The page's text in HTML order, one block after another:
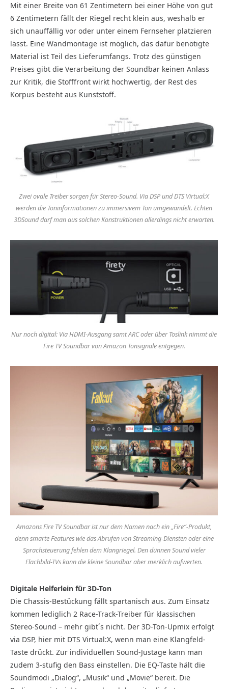
Mit einer Breite von 61 Zentimetern bei einer Höhe von gut
6 Zentimetern fällt der Riegel recht klein aus, weshalb er
sich unauffällig vor oder unter einem Fernseher platzieren
lässt. Eine Wandmontage ist möglich, das dafür benötigte
Material ist Teil des Lieferumfangs. Trotz des günstigen
Preises gibt die Verarbeitung der Soundbar keinen Anlass
zur Kritik, die Stofffront wirkt hochwertig, der Rest des
Korpus besteht aus Kunststoff.
Zwei ovale Treiber sorgen für Stereo-Sound. Via DSP und DTS Virtual:X
werden die Toninformationen zu immersivem Ton umgewandelt. Echten
3DSound darf man aus solchen Konstruktionen allerdings nicht erwarten.
Nur noch digital: Via HDMI-Ausgang samt ARC oder über Toslink nimmt die
Fire TV Soundbar von Amazon Tonsignale entgegen.
Amazons Fire TV Soundbar ist nur dem Namen nach ein „Fire“-Produkt,
denn smarte Features wie das Abrufen von Streaming-Diensten oder eine
Sprachsteuerung fehlen dem Klangriegel. Den dünnen Sound vieler
Flachbild-TVs kann die kleine Soundbar aber merklich aufwerten.
Digitale Helferlein für 3D-Ton
Die Chassis-Bestückung fällt spartanisch aus. Zum Einsatz
kommen lediglich 2 Race-Track-Treiber für klassischen
Stereo-Sound – mehr gibt´s nicht. Der 3D-Ton-Upmix erfolgt
via DSP, hier mit DTS Virtual:X, wenn man eine Klangfeld-
Taste drückt. Zur individuellen Sound-Justage kann man
zudem 3-stufig den Bass einstellen. Die EQ-Taste hält die
Soundmodi „Dialog“, „Musik“ und „Movie“ bereit. Die